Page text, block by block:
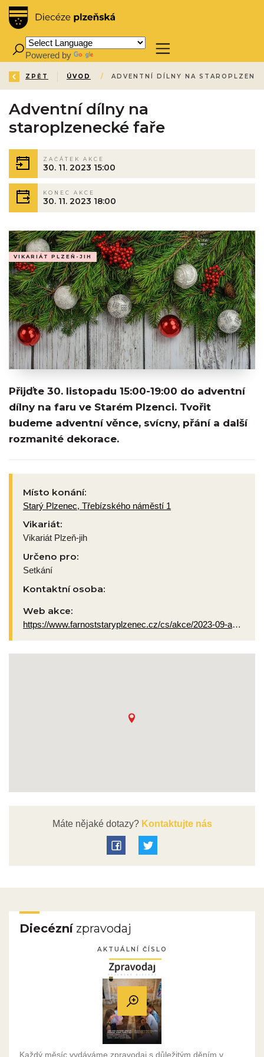
Powered by
ZPĚT ÚVOD / ADVENTNÍ DÍLNY NA
Adventní dílny na
staroplzenecké faře
ZAČÁTEK AKCE
30. 11. 2023 15:00
KONEC AKCE
30. 11. 2023 18:00
VIKARIÁT PLZEŇ-JIH
Přijďte 30. listopadu 15:00-19:00 do adventní
dílny na faru ve Starém Plzenci. Tvořit
budeme adventní věnce, svícny, přání a další
rozmanité dekorace.
Místo konání:
Starý Plzenec, Třebízského náměstí 1
Vikariát:
Vikariát Plzeň-jih
Určeno pro:
Setkání
Kontaktní osoba:
Web akce:
https://www.farnoststaryplzenec.cz/cs/akce/2023-09-adventni-dilny_2?dateID=1044
Máte nějaké dotazy?Kontaktujte nás
Diecéznízpravodaj
AKTUÁLNÍ ČÍSLO
Každý měsíc vydáváme zpravodaj s důležitým děním v